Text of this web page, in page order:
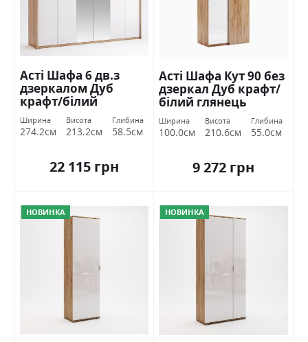
Асті Шафа 6 дв.з
дзеркалом Дуб
крафт/білий
глянець Міромарк
Ширина
274.2см
Висота
213.2см
Глибина
58.5см
22 115 грн
Асті Шафа Кут 90 без
дзеркал Дуб крафт/
білий глянець
Міромарк
Ширина
100.0см
Висота
210.6см
Глибина
55.0см
9 272 грн
НОВИНКА НОВИНКА